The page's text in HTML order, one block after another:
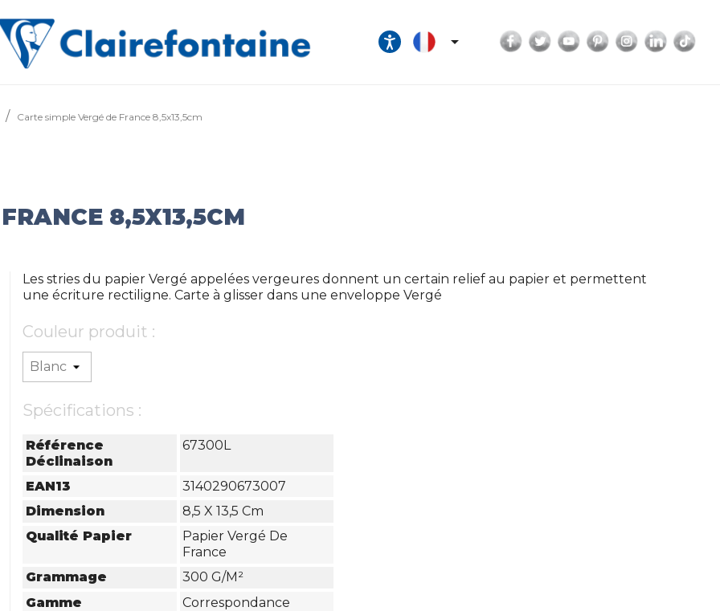
 Facebook
TwitterYouTubePinterestInstagram
Carte simple Vergé de France 8,5x13,5cm
8,5X13,5CM
Les stries du papier Vergé appelées vergeures donnent un certain relief au papier et permettent
une écriture rectiligne. Carte à glisser dans une enveloppe Vergé
Couleur produit :
Spécifications :
Référence
Déclinaison
67300L
EAN13
3140290673007
Dimension
8,5 X 13,5 Cm
Qualité Papier
Papier Vergé De
France
Grammage
300 G/m²
Gamme
Correspondance